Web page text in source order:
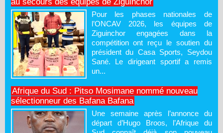
Pour les phases nationales de
l’ONCAV 2026, les équipes de
Ziguinchor engagées dans la
compétition ont reçu le soutien du
président du Casa Sports, Seydou
Sané. Le dirigeant sportif a remis
un...
Afrique du Sud : Pitso Mosimane nommé nouveau
sélectionneur des Bafana Bafana
Une semaine après l’annonce du
départ d’Hugo Broos, l’Afrique du